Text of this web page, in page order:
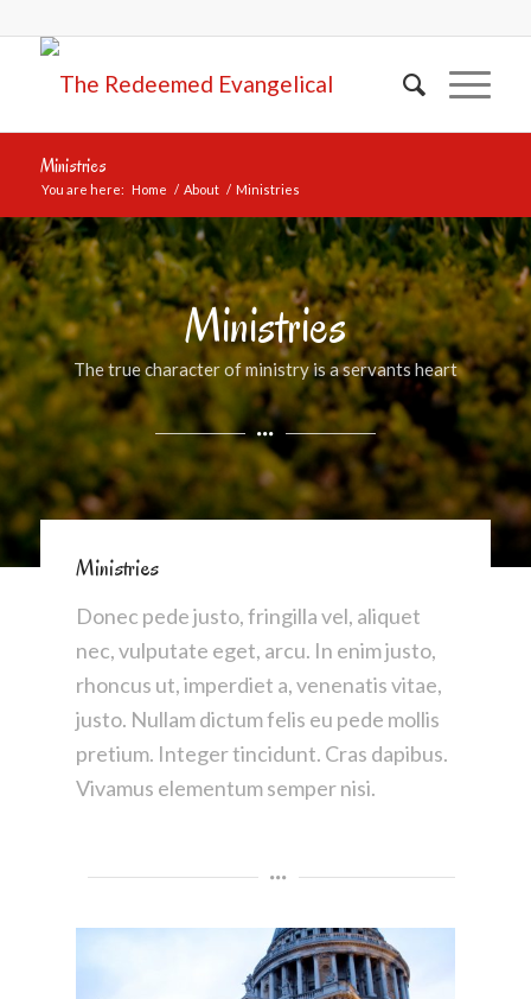
Ministries
You are here: Home / About / Ministries
Ministries
The true character of ministry is a servants heart
Ministries
Donec pede justo, fringilla vel, aliquet
nec, vulputate eget, arcu. In enim justo,
rhoncus ut, imperdiet a, venenatis vitae,
justo. Nullam dictum felis eu pede mollis
pretium. Integer tincidunt. Cras dapibus.
Vivamus elementum semper nisi.